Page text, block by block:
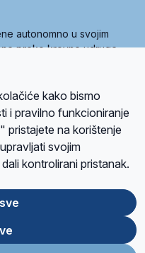
autonomno u svojim
preko krovne udruge
je sedam članica, među
KontaktPravila privatnosti
reCAPTCHA sustavom
kako bismo
i pravilno funkcioniranje
pristajete na korištenje
svojim
kontrolirani pristanak.